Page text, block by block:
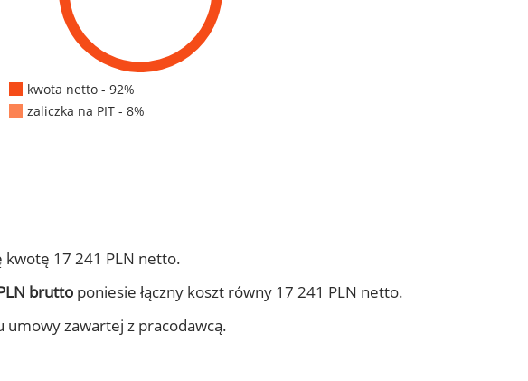
kwota netto - 92%
zaliczka na PIT - 8%
17 241 PLN netto.
brutto poniesie łączny koszt równy 17 241 PLN netto.
zawartej z pracodawcą.